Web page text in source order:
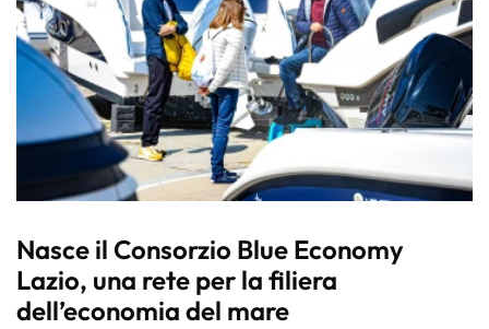
Nasce il Consorzio Blue Economy
Lazio, una rete per la filiera
dell’economia del mare